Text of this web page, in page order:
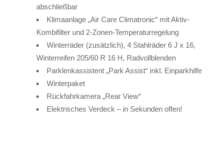
abschließbar
Klimaanlage „Air Care Climatronic“ mit Aktiv-
Kombifilter und 2-Zonen-Temperaturregelung
Winterräder (zusätzlich), 4 Stahlräder 6 J x 16,
Winterreifen 205/60 R 16 H, Radvollblenden
Parklenkassistent „Park Assist“ inkl. Einparkhilfe
Winterpaket
Rückfahrkamera „Rear View“
Elektrisches Verdeck – in Sekunden offen!